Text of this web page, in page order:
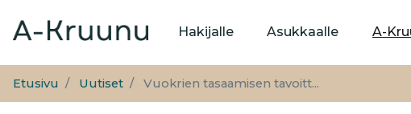
Päävalikko
Hakijalle Asukkaalle A-
Etusivu Uutiset Vuokrien tasaamisen tavoitt...